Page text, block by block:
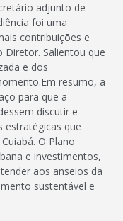
adjunto de
foi uma
contribuições e
Diretor. Salientou que
e dos
resumo, a
para que a
discutir e
estratégicas que
O Plano
e investimentos,
aos anseios da
sustentável e